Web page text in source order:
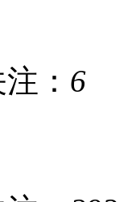
： 6